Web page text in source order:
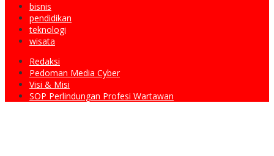
bisnis
pendidikan
teknologi
wisata
Redaksi
Pedoman Media Cyber
Visi & Misi
SOP Perlindungan Profesi Wartawan